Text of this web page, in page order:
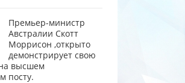
Премьер-министр
Австралии Скотт
Моррисон ,открыто
демонстрирует свою
высшем
посту.